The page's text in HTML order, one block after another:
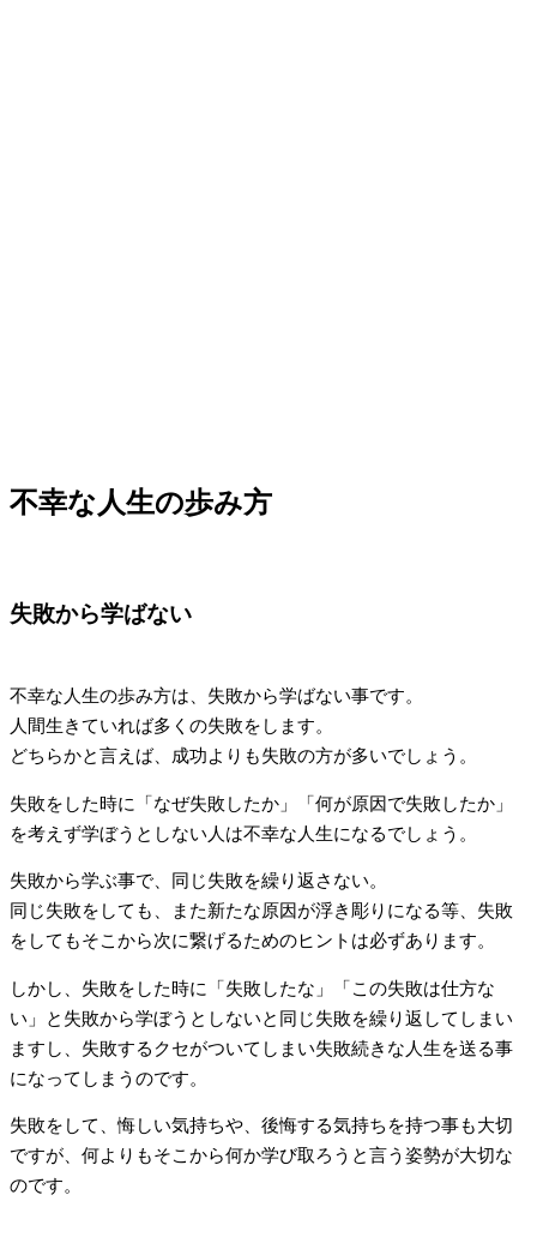
不幸な人生の歩み方
失敗から学ばない
不幸な人生の歩み方は、失敗から学ばない事です。
人間生きていれば多くの失敗をします。
どちらかと言えば、成功よりも失敗の方が多いでしょう。
失敗をした時に「なぜ失敗したか」「何が原因で失敗したか」
を考えず学ぼうとしない人は不幸な人生になるでしょう。
失敗から学ぶ事で、同じ失敗を繰り返さない。
同じ失敗をしても、また新たな原因が浮き彫りになる等、失敗
をしてもそこから次に繋げるためのヒントは必ずあります。
しかし、失敗をした時に「失敗したな」「この失敗は仕方な
い」と失敗から学ぼうとしないと同じ失敗を繰り返してしまい
ますし、失敗するクセがついてしまい失敗続きな人生を送る事
になってしまうのです。
失敗をして、悔しい気持ちや、後悔する気持ちを持つ事も大切
ですが、何よりもそこから何か学び取ろうと言う姿勢が大切な
のです。